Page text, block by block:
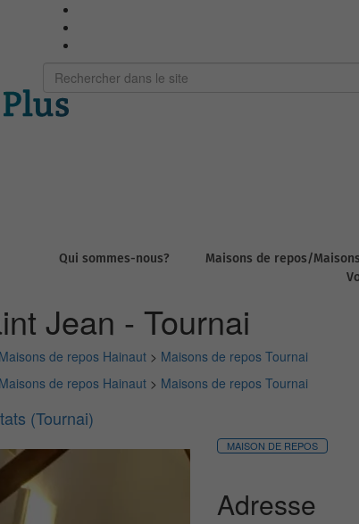
Qui sommes-nous? Maisons de repos/
Jean - Tournai
Maisons de repos Hainaut > Maisons de repos Tournai
Maisons de repos Hainaut > Maisons de repos Tournai
(Tournai)
MAISON DE REPOS
Adresse